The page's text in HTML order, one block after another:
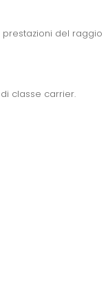
del raggio
classe carrier.